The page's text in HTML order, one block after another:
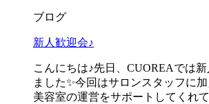
ブログ
新人歓迎会♪
こんにちは♪先日、CUOREAでは
ました✨今回はサロンスタッフに
美容室の運営をサポートしてくれ